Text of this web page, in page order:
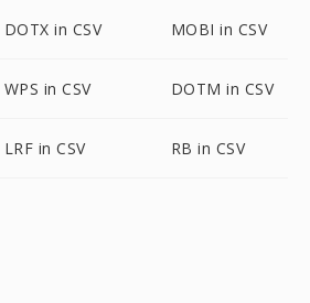
DOTX in CSV MOBI in CSV
WPS in CSV DOTM in CSV
LRF in CSV RB in CSV